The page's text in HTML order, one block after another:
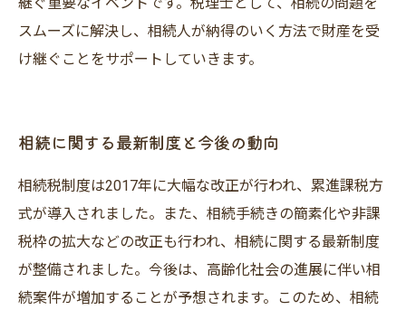
スムーズに解決し、相続人が納得のいく方法で財産を受
け継ぐことをサポートしていきます。
相続に関する最新制度と今後の動向
相続税制度は2017年に大幅な改正が行われ、累進課税方
式が導入されました。また、相続手続きの簡素化や非課
税枠の拡大などの改正も行われ、相続に関する最新制度
が整備されました。今後は、高齢化社会の進展に伴い相
続案件が増加することが予想されます。このため、相続